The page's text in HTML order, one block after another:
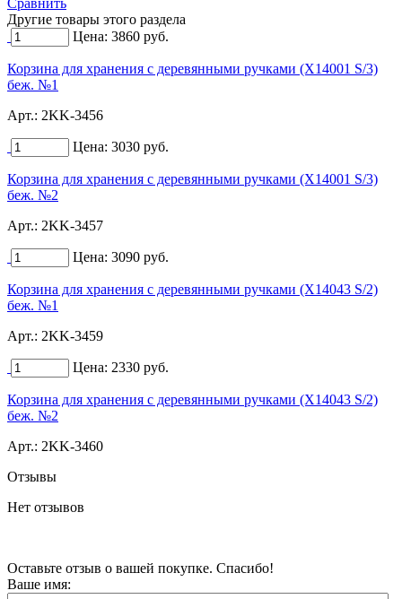
Другие товары этого раздела
Цена: 3860 руб.
Корзина для хранения с деревянными ручками (X14001 S/3)
беж. №1
Арт.: 2KK-3456
Цена: 3030 руб.
Корзина для хранения с деревянными ручками (X14001 S/3)
беж. №2
Арт.: 2KK-3457
Цена: 3090 руб.
Корзина для хранения с деревянными ручками (X14043 S/2)
беж. №1
Арт.: 2KK-3459
Цена: 2330 руб.
Корзина для хранения с деревянными ручками (X14043 S/2)
беж. №2
Арт.: 2KK-3460
Отзывы
Нет отзывов
Оставьте отзыв о вашей покупке. Спасибо!
Ваше имя: